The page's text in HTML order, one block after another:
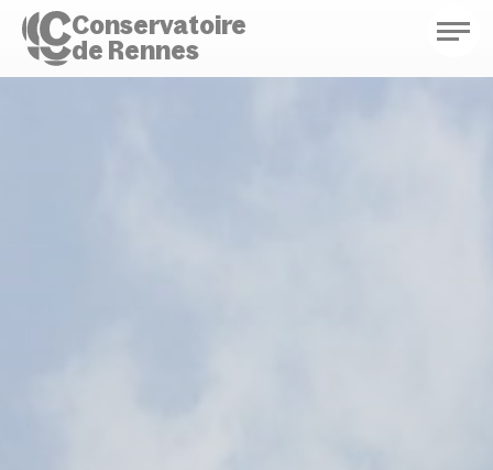
Conservatoire
de Rennes